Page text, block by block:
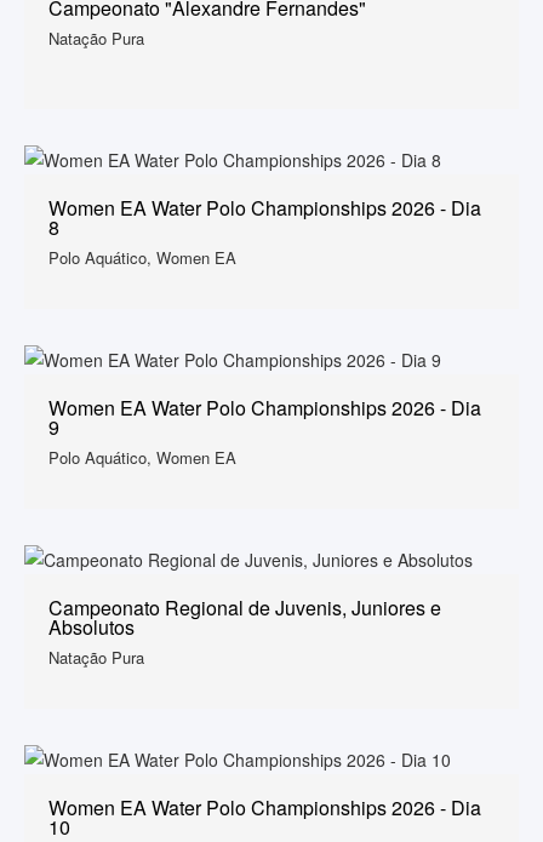
Campeonato "Alexandre Fernandes"
Natação Pura
Women EA Water Polo Championships 2026 - Dia
8
Polo Aquático, Women EA
Women EA Water Polo Championships 2026 - Dia
9
Polo Aquático, Women EA
Campeonato Regional de Juvenis, Juniores e
Absolutos
Natação Pura
Women EA Water Polo Championships 2026 - Dia
10